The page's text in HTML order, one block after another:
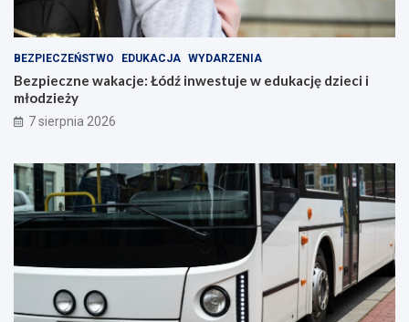
BEZPIECZEŃSTWO EDUKACJA WYDARZENIA
Bezpieczne wakacje: Łódź inwestuje w edukację dzieci i
młodzieży
7 sierpnia 2026